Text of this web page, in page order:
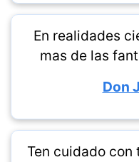
En realidades
mas de las
Don
Ten cuidado con